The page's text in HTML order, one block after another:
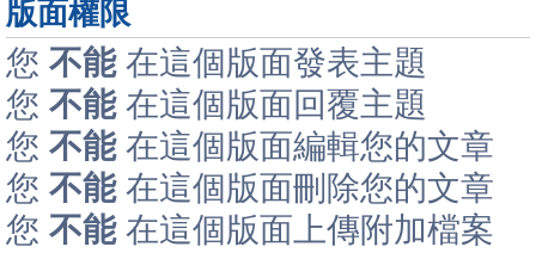
版面權限
您 不能在這個版面發表主題
您 不能在這個版面回覆主題
您 不能在這個版面編輯您的文章
您 不能在這個版面刪除您的文章
您 不能在這個版面上傳附加檔案